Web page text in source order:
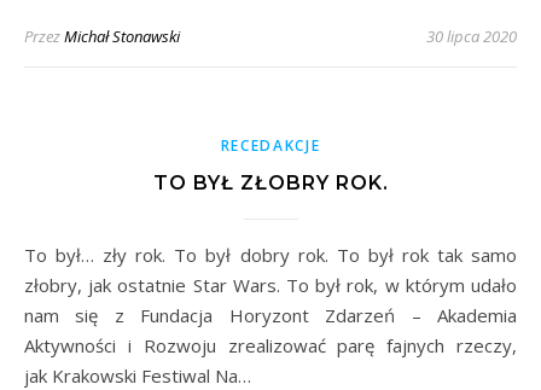
PrzezMichał Stonawski 30 lipca 2020
RECEDAKCJE
TO BYŁ ZŁOBRY ROK.
To był… zły rok. To był dobry rok. To był rok tak samo
złobry, jak ostatnie Star Wars. To był rok, w którym udało
nam się z Fundacja Horyzont Zdarzeń – Akademia
Aktywności i Rozwoju zrealizować parę fajnych rzeczy,
jak Krakowski Festiwal Na…